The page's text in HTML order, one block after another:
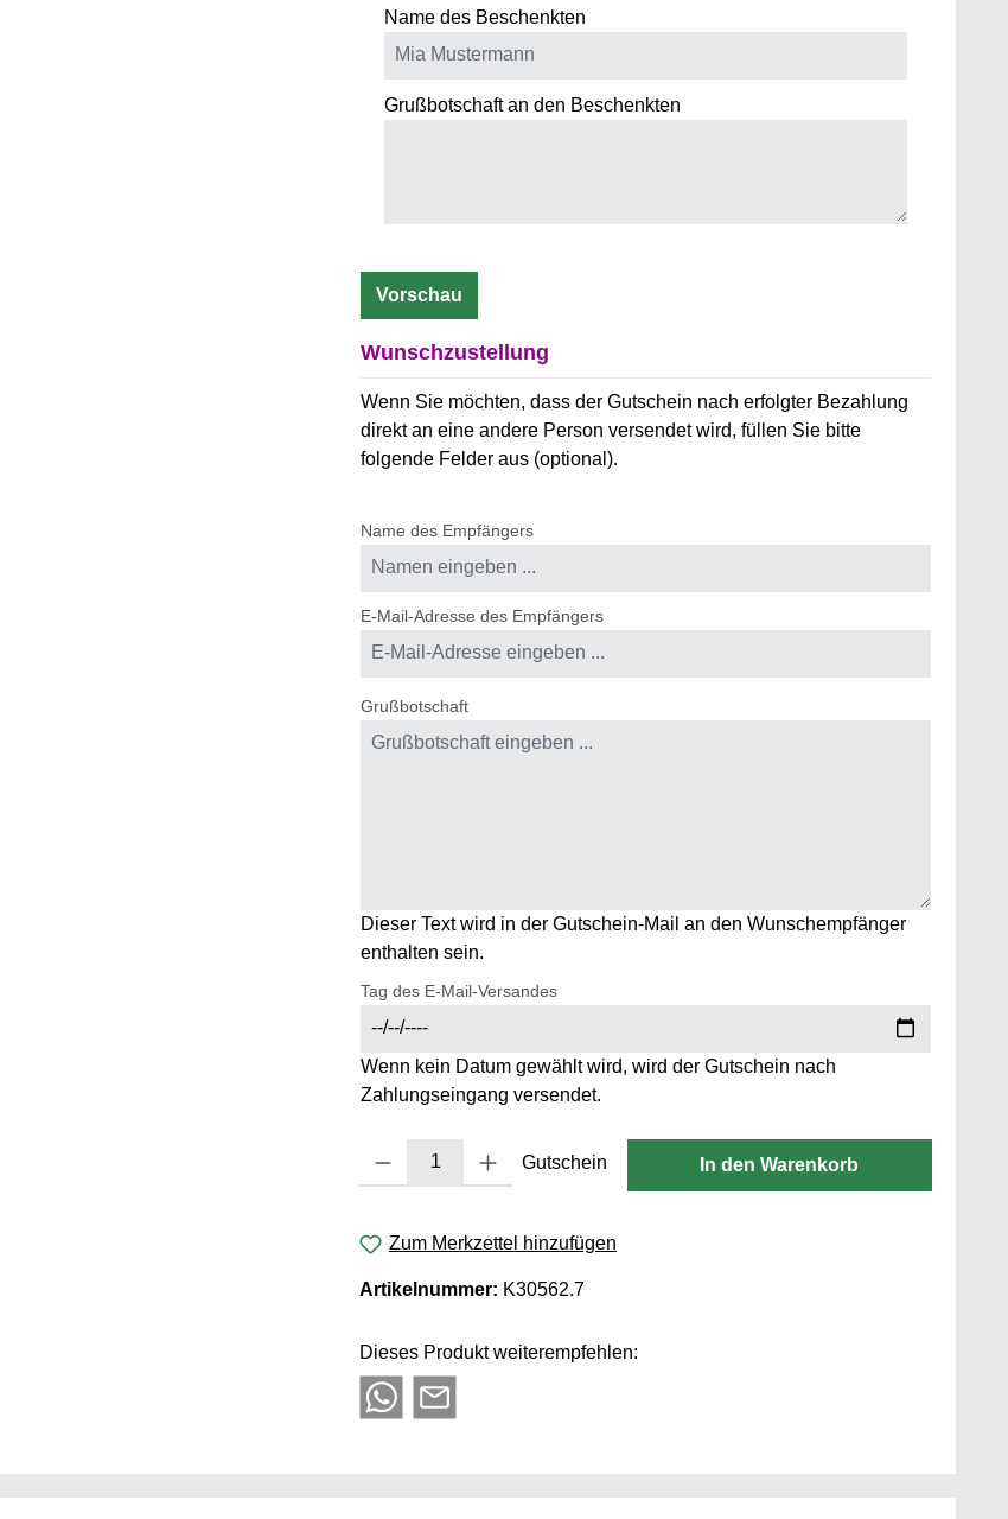
Name des Beschenkten
Grußbotschaft an den Beschenkten
Vorschau
Wunschzustellung
Wenn Sie möchten, dass der Gutschein nach erfolgter Bezahlung
direkt an eine andere Person versendet wird, füllen Sie bitte
folgende Felder aus (optional).
Name des Empfängers
E-Mail-Adresse des Empfängers
Grußbotschaft
Dieser Text wird in der Gutschein-Mail an den Wunschempfänger
enthalten sein.
Tag des E-Mail-Versandes
Wenn kein Datum gewählt wird, wird der Gutschein nach
Zahlungseingang versendet.
Produkt Anzahl: Gib den gewünschten Wert ein oder benutze die Schaltflächen um
Gutschein In den Warenkorb
Zum Merkzettel hinzufügen
Artikelnummer: K30562.7
Dieses Produkt weiterempfehlen: